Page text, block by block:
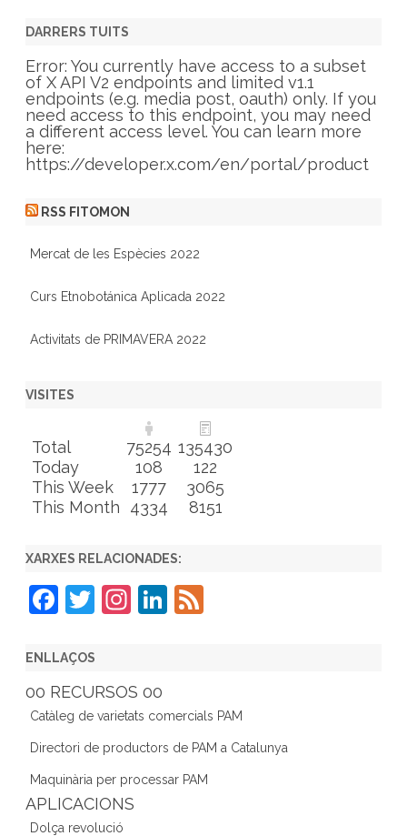
g
r
i
e
s
DARRERS TUITS
Error: You currently have access to a subset
of X API V2 endpoints and limited v1.1
endpoints (e.g. media post, oauth) only. If you
need access to this endpoint, you may need
a different access level. You can learn more
here:
https://developer.x.com/en/portal/product
RSS FITOMON
Mercat de les Espècies 2022
Curs Etnobotánica Aplicada 2022
Activitats de PRIMAVERA 2022
VISITES
Total 75254 135430
Today
108
122
This Week
1777
3065
This Month
4334 8151
XARXES RELACIONADES:
F
c
e
b
o
o
k
T
er
In
gr
a
m
Li
dI
n
ENLLAÇOS
00 RECURSOS 00
Catàleg de varietats comercials PAM
Directori de productors de PAM a Catalunya
Maquinària per processar PAM
APLICACIONS
Dolça revolució